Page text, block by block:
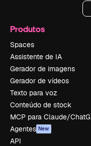
Produtos
Spaces
Assistente de IA
Gerador de imagens
Gerador de vídeos
Texto para voz
Conteúdo de stock
MCP para Claude/
Agentes New
API